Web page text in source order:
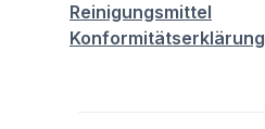
Reinigungsmittel
Konformitätserklärung